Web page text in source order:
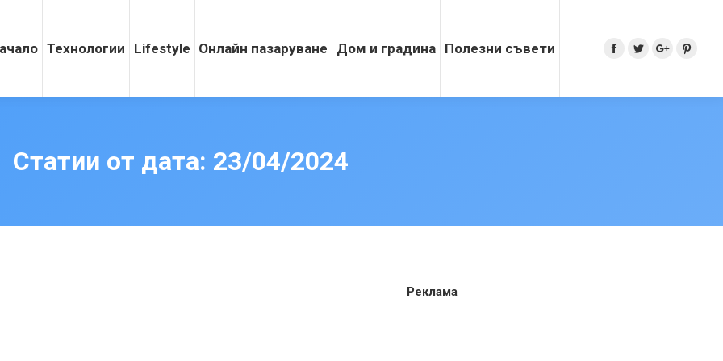
Технологии Lifestyle Онлайн пазаруване Дом и градина Полезни съвети Search:Facebook
TwitterGoogle+
Статии от дата: 23/04/2024
Реклама